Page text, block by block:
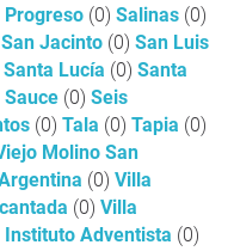
Progreso (0) Salinas (0)
San Jacinto (0) San Luis
Santa Lucía (0) Santa
Sauce (0) Seis
(0) Tala (0) Tapia (0)
Molino San
(0) Villa
(0) Villa
Instituto Adventista (0)